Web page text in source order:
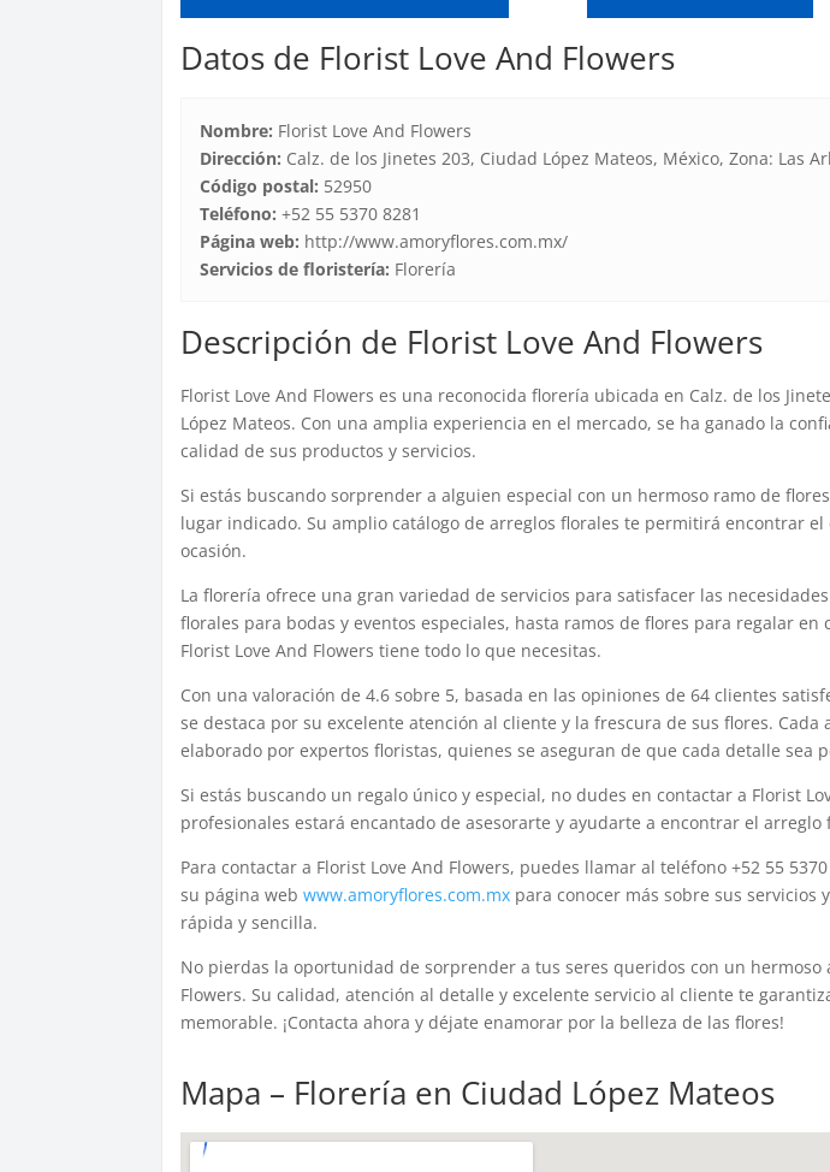
Datos de Florist Love And Flowers
Nombre: Florist Love And Flowers
Dirección: Calz. de los Jinetes 203, Ciudad López Mateos, México, Zona: Las
Código postal: 52950
Teléfono: +52 55 5370 8281
Página web: http://www.amoryflores.com.mx/
Servicios de floristería: Florería
Descripción de Florist Love And Flowers
Florist Love And Flowers es una reconocida florería ubicada en Calz. de los
López Mateos. Con una amplia experiencia en el mercado, se ha ganado la
calidad de sus productos y servicios.
Si estás buscando sorprender a alguien especial con un hermoso ramo de
lugar indicado. Su amplio catálogo de arreglos florales te permitirá encontrar
ocasión.
La florería ofrece una gran variedad de servicios para satisfacer las
florales para bodas y eventos especiales, hasta ramos de flores para regalar en
Florist Love And Flowers tiene todo lo que necesitas.
Con una valoración de 4.6 sobre 5, basada en las opiniones de 64 clientes
se destaca por su excelente atención al cliente y la frescura de sus flores. Cada
elaborado por expertos floristas, quienes se aseguran de que cada detalle sea
Si estás buscando un regalo único y especial, no dudes en contactar a Florist
profesionales estará encantado de asesorarte y ayudarte a encontrar el arreglo
Para contactar a Florist Love And Flowers, puedes llamar al teléfono +52 55
su página webwww.amoryflores.com.mx para conocer más sobre sus
rápida y sencilla.
No pierdas la oportunidad de sorprender a tus seres queridos con un hermoso
Flowers. Su calidad, atención al detalle y excelente servicio al cliente te
memorable. ¡Contacta ahora y déjate enamorar por la belleza de las flores!
Mapa – Florería en Ciudad López Mateos